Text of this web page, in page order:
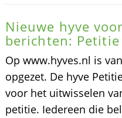
Nieuwe hyve
berichten:
Op www.hyves.nl is
opgezet. De hyve
voor het uitwisselen
petitie. Iedereen die